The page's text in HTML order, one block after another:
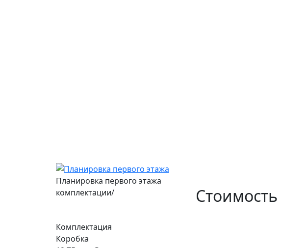
Планировка первого этажа
комплектации/
Комплектация
Коробка